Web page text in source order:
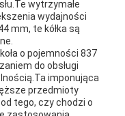
wytrzymałe
wydajności
mm, te kółka są
o pojemności 837
do obsługi
imponująca
przedmioty
tego, czy chodzi o